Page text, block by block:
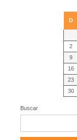
D
2
9
16
23
30
Buscar